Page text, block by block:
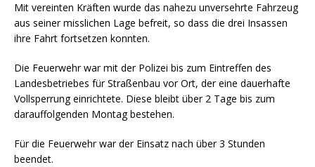
Mit vereinten Kräften wurde das nahezu unversehrte Fahrzeug
aus seiner misslichen Lage befreit, so dass die drei Insassen
ihre Fahrt fortsetzen konnten.
Die Feuerwehr war mit der Polizei bis zum Eintreffen des
Landesbetriebes für Straßenbau vor Ort, der eine dauerhafte
Vollsperrung einrichtete. Diese bleibt über 2 Tage bis zum
darauffolgenden Montag bestehen.
Für die Feuerwehr war der Einsatz nach über 3 Stunden
beendet.